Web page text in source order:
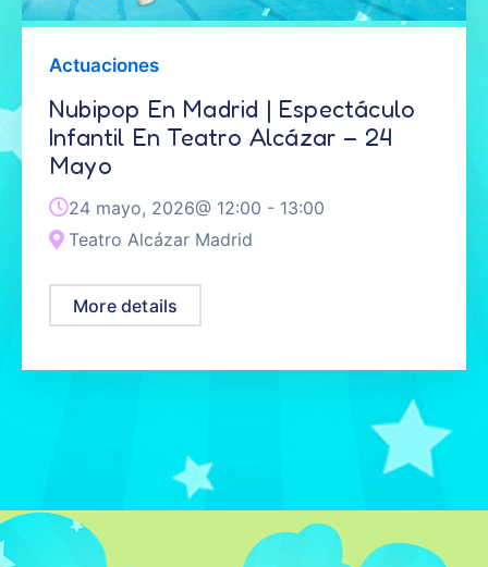
Actuaciones
Nubipop En Madrid | Espectáculo
Infantil En Teatro Alcázar – 24
Mayo
24 mayo, 2026@ 12:00 - 13:00
Teatro Alcázar Madrid
More details